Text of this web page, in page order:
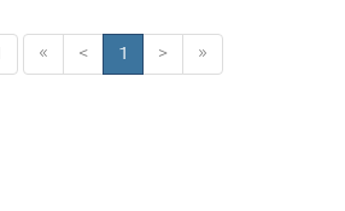
« < 1 > »